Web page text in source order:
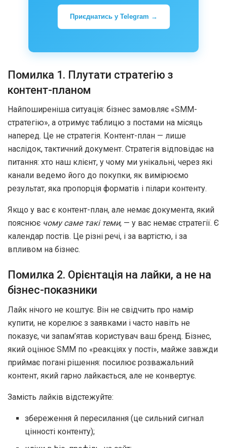
Приєднатись у Telegram →
Помилка 1. Плутати стратегію з
контент-планом
Найпоширеніша ситуація: бізнес замовляє «SMM-
стратегію», а отримує таблицю з постами на місяць
наперед. Це не стратегія. Контент-план — лише
наслідок, тактичний документ. Стратегія відповідає на
питання: хто наш клієнт, у чому ми унікальні, через які
канали ведемо його до покупки, як вимірюємо
результат, яка пропорція форматів і пілари контенту.
Якщо у вас є контент-план, але немає документа, який
пояснює чому саме такі теми, — у вас немає стратегії. Є
календар постів. Це різні речі, і за вартістю, і за
впливом на бізнес.
Помилка 2. Орієнтація на лайки, а не на
бізнес-показники
Лайк нічого не коштує. Він не свідчить про намір
купити, не корелює з заявками і часто навіть не
показує, чи запам’ятав користувач ваш бренд. Бізнес,
який оцінює SMM по «реакціях у пості», майже завжди
приймає погані рішення: посилює розважальний
контент, який гарно лайкається, але не конвертує.
Замість лайків відстежуйте:
збереження й пересилання (це сильний сигнал
цінності контенту);